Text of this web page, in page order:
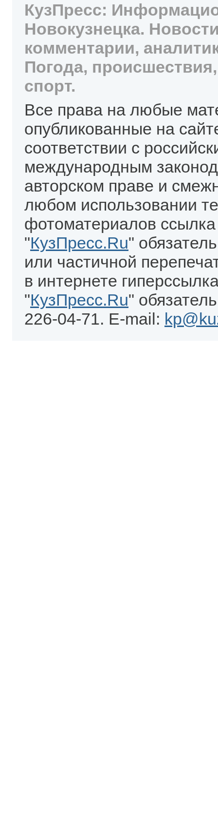
КузПресс:
Новокузнецка.
комментарии,
Погода,
спорт.
Все права на любые
опубликованные на
соответствии с
международным
авторском праве и
любом использовании
фотоматериалов
"КузПресс.Ru"
или частичной
в интернете
"КузПресс.Ru"
226-04-71. E-mail: